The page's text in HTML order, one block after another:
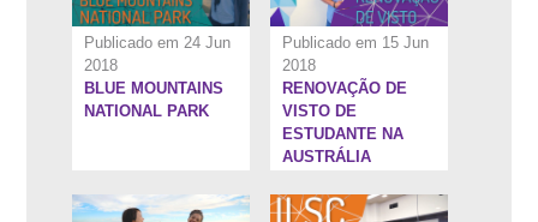
Publicado em 24 Jun
2018
BLUE MOUNTAINS
NATIONAL PARK
Publicado em 15 Jun
2018
RENOVAÇÃO DE
VISTO DE
ESTUDANTE NA
AUSTRÁLIA
9:12''